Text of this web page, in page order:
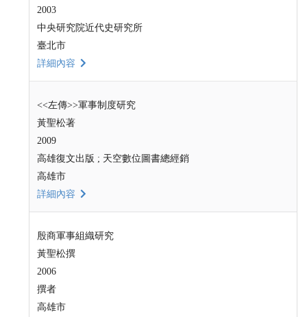
2003
中央研究院近代史研究所
臺北市
詳細內容
<<左傳>>軍事制度研究
黃聖松著
2009
高雄復文出版 ; 天空數位圖書總經銷
高雄市
詳細內容
殷商軍事組織研究
黃聖松撰
2006
撰者
高雄市